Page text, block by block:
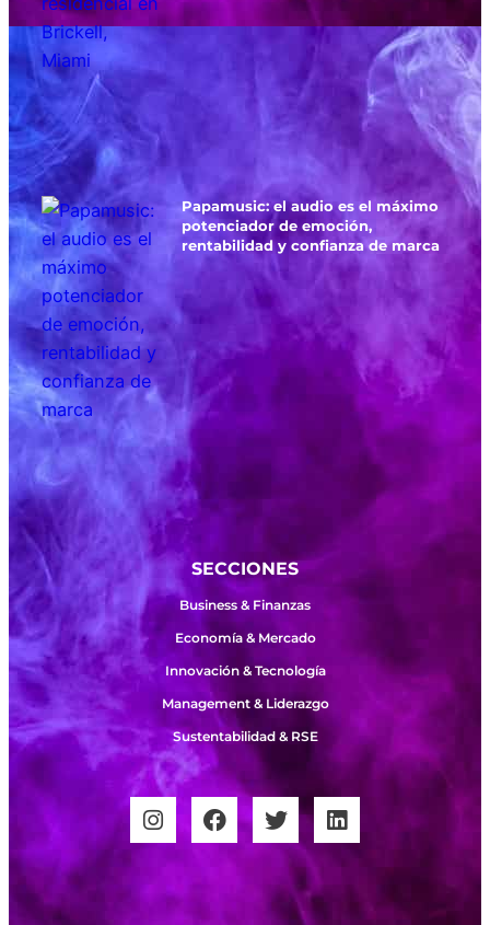
Papamusic: el audio es el máximo
potenciador de emoción,
rentabilidad y confianza de marca
SECCIONES
Business & Finanzas
Economía & Mercado
Innovación & Tecnología
Management & Liderazgo
Sustentabilidad & RSE